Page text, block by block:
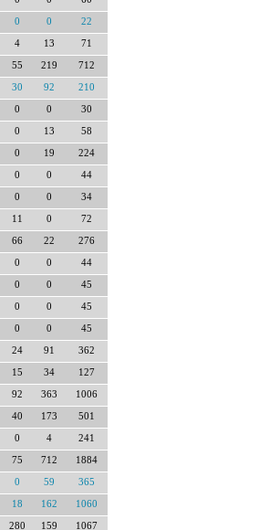
0 0 22
4 13 71
55 219 712
30 92 210
0 0 30
0 13 58
0 19 224
0 0 44
0 0 34
11 0 72
66 22 276
0 0 44
0 0 45
0 0 45
0 0 45
24 91 362
15 34 127
92 363 1006
40 173 501
0 4 241
75 712 1884
0 59 365
18 162 1060
280 159 1067